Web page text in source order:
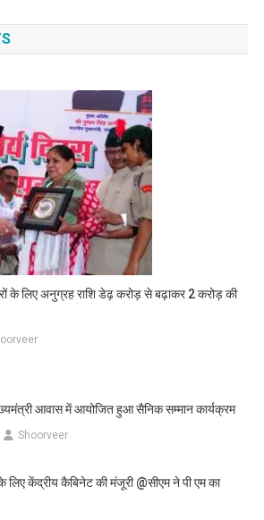
के लिए अनुग्रह राशि डेढ़ करोड़ से बढ़ाकर 2 करोड़ की
आवास में आयोजित हुआ सैनिक सम्मान कार्यक्रम
Shoorveer
केंद्रीय कैबिनेट की मंजूरी @सीएम ने पी एम का